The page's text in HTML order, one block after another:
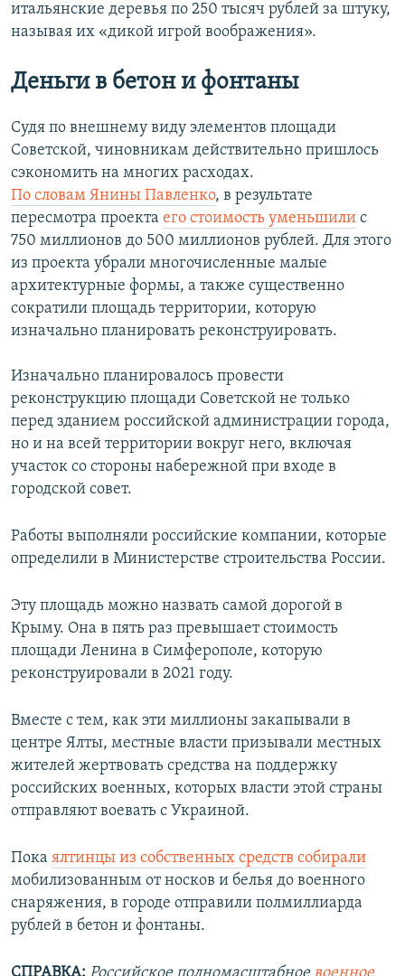
итальянские деревья по 250 тысяч рублей за штуку,
называя их «дикой игрой воображения».
Деньги в бетон и фонтаны
Судя по внешнему виду элементов площади
Советской, чиновникам действительно пришлось
сэкономить на многих расходах.
По словам Янины Павленко, в результате
пересмотра проекта его стоимость уменьшили с
750 миллионов до 500 миллионов рублей. Для этого
из проекта убрали многочисленные малые
архитектурные формы, а также существенно
сократили площадь территории, которую
изначально планировать реконструировать.
Изначально планировалось провести
реконструкцию площади Советской не только
перед зданием российской администрации города,
но и на всей территории вокруг него, включая
участок со стороны набережной при входе в
городской совет.
Работы выполняли российские компании, которые
определили в Министерстве строительства России.
Эту площадь можно назвать самой дорогой в
Крыму. Она в пять раз превышает стоимость
площади Ленина в Симферополе, которую
реконструировали в 2021 году.
Вместе с тем, как эти миллионы закапывали в
центре Ялты, местные власти призывали местных
жителей жертвовать средства на поддержку
российских военных, которых власти этой страны
отправляют воевать с Украиной.
Пока ялтинцы из собственных средств собирали
мобилизованным от носков и белья до военного
снаряжения, в городе отправили полмиллиарда
рублей в бетон и фонтаны.